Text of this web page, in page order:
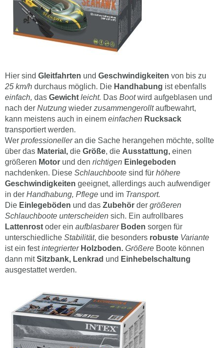
Hier sind Gleitfahrten und Geschwindigkeiten von bis zu
25 km/h durchaus möglich. Die Handhabung ist ebenfalls
einfach, das Gewicht leicht. Das Bootwird aufgeblasen und
nach der Nutzung wieder zusammengerolltaufbewahrt,
kann meistens auch in einem einfachen Rucksack
transportiert werden.
Wer professionelleran die Sache herangehen möchte, sollte
über das Material, die Größe, die Ausstattung, einen
größeren Motor und den richtigen Einlegeboden
nachdenken. Diese Schlauchboote sind für höhere
Geschwindigkeiten geeignet, allerdings auch aufwendiger
in der Handhabung, Pflege und im Transport.
Die Einlegeböden und das Zubehör der größeren
Schlauchboote unterscheiden sich. Ein aufrollbares
Lattenrost oder ein aufblasbarer Boden sorgen für
unterschiedliche Stabilität, die besonders robuste Variante
ist ein festintegrierter Holzboden. Größere Boote können
dann mitSitzbank, Lenkrad und Einhebelschaltung
ausgestattet werden.